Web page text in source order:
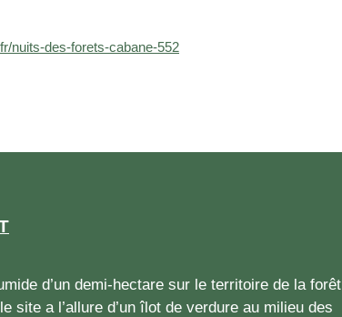
nuits-des-forets-cabane-552
d’un demi-hectare sur le territoire de la forêt
site a l’allure d’un îlot de verdure au milieu des